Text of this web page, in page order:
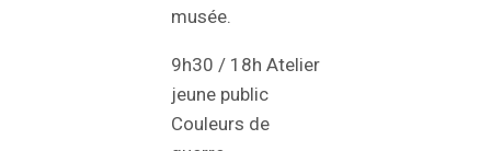
musée.
9h30 / 18h Atelier
jeune public
Couleurs de